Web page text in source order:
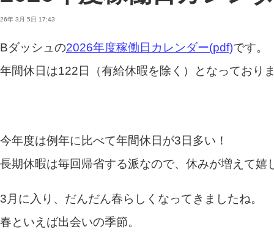
26年 3月 5日 17:43
Bダッシュの2026年度稼働日カレンダー(pdf)です。
年間休日は122日（有給休暇を除く）となっており
今年度は例年に比べて年間休日が3 日多い！
長期休暇は毎回帰省する派なので、休みが増えて嬉
3 月に入り、だんだん春らしくなってきましたね。
春といえば出会いの季節。